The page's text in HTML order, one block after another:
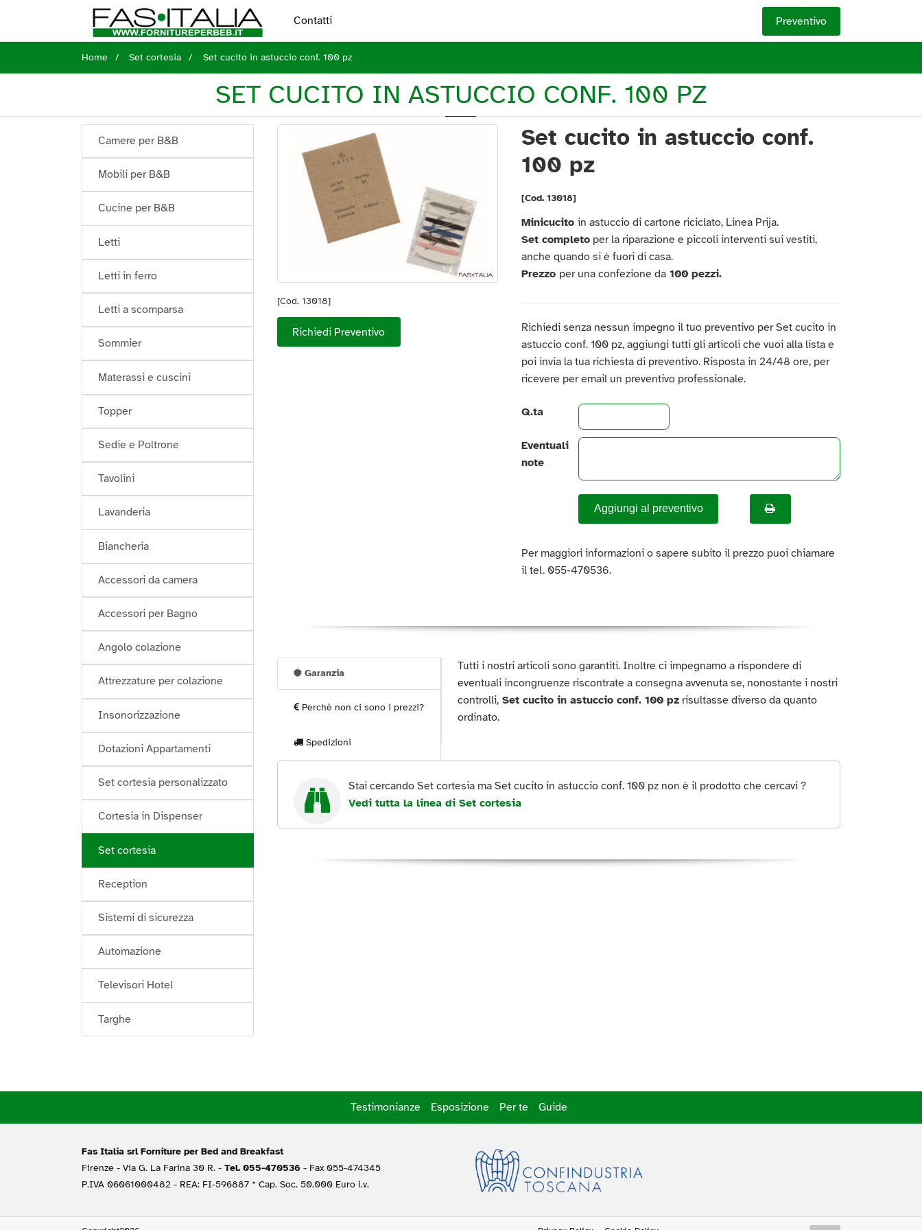
Contatti Preventivo
Home Set cortesia Set cucito in astuccio conf. 100 pz
SET CUCITO IN ASTUCCIO CONF. 100 PZ
Camere per B&B
Mobili per B&B
Cucine per B&B
Letti
Letti in ferro
Letti a scomparsa
Sommier
Materassi e cuscini
Topper
Sedie e Poltrone
Tavolini
Lavanderia
Biancheria
Accessori da camera
Accessori per Bagno
Angolo colazione
Attrezzature per colazione
Insonorizzazione
Dotazioni Appartamenti
Set cortesia personalizzato
Cortesia in Dispenser
Set cortesia
Reception
Sistemi di sicurezza
Automazione
Televisori Hotel
Targhe
[Cod. 13018]
Richiedi Preventivo
Set cucito in astuccio conf.
100 pz
[Cod. 13018]
Minicucitoin astuccio di cartone riciclato, Linea Prija.
Set completo per la riparazione e piccoli interventi sui vestiti,
anche quando si è fuori di casa.
Prezzo per una confezione da 100 pezzi.
Richiedi senza nessun impegno il tuo preventivo per Set cucito in
astuccio conf. 100 pz, aggiungi tutti gli articoli che vuoi alla lista e
poi invia la tua richiesta di preventivo. Risposta in 24/48 ore, per
ricevere per email un preventivo professionale.
Q.ta
Eventuali
note
Aggiungi al preventivo
Per maggiori informazioni o sapere subito il prezzo puoi chiamare
il tel. 055-470536.
Garanzia
Perchè non ci sono i prezzi?
Spedizioni
Tutti i nostri articoli sono garantiti. Inoltre ci impegnamo a rispondere di
eventuali incongruenze riscontrate a consegna avvenuta se, nonostante i nostri
controlli, Set cucito in astuccio conf. 100 pz risultasse diverso da quanto
ordinato.
Stai cercando Set cortesia ma Set cucito in astuccio conf. 100 pz non è il prodotto che cercavi ?
Vedi tutta la linea di Set cortesia
Testimonianze Esposizione Per te Guide
Fas Italia srl Forniture per Bed and Breakfast
Firenze - Via G. La Farina 30 R. - Tel. 055-470536 - Fax 055-474345
P.IVA 06061000482 - REA: FI-596887 * Cap. Soc. 50.000 Euro i.v.